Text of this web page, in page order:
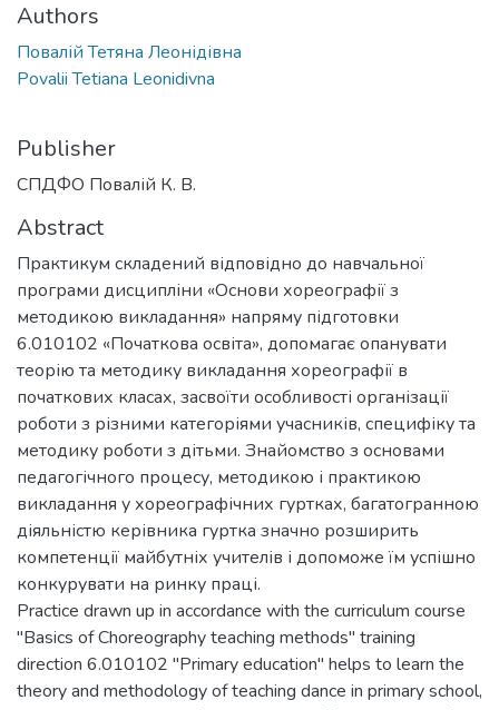
Authors
Повалій Тетяна Леонідівна
Povalii Tetiana Leonidivna
Publisher
СПДФО Повалій К. В.
Abstract
Практикум складений відповідно до навчальної
програми дисципліни «Основи хореографії з
методикою викладання» напряму підготовки
6.010102 «Початкова освіта», допомагає опанувати
теорію та методику викладання хореографії в
початкових класах, засвоїти особливості організації
роботи з різними категоріями учасників, специфіку та
методику роботи з дітьми. Знайомство з основами
педагогічного процесу, методикою і практикою
викладання у хореографічних гуртках, багатогранною
діяльністю керівника гуртка значно розширить
компетенції майбутніх учителів і допоможе їм успішно
конкурувати на ринку праці.
Practice drawn up in accordance with the curriculum course
"Basics of Choreography teaching methods" training
direction 6.010102 "Primary education" helps to learn the
theory and methodology of teaching dance in primary school,